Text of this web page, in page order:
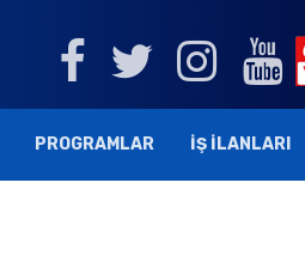
PROGRAMLAR İŞ İLANLARI